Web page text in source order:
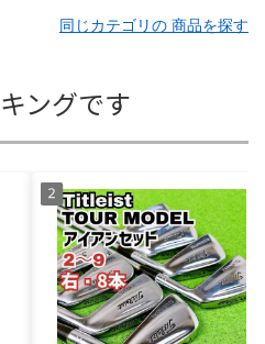
同じカテゴリの 商品を探す
ングです